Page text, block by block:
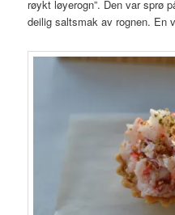
røykt løyerogn”. Den var sprø
deilig saltsmak av rognen. En